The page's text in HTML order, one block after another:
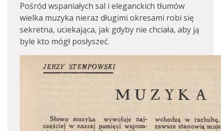
Pośród wspaniałych sal i eleganckich tłumów
wielka muzyka nieraz długimi okresami robi się
sekretna, uciekająca, jak gdyby nie chciała, aby ją
byle kto mógł posłyszeć.